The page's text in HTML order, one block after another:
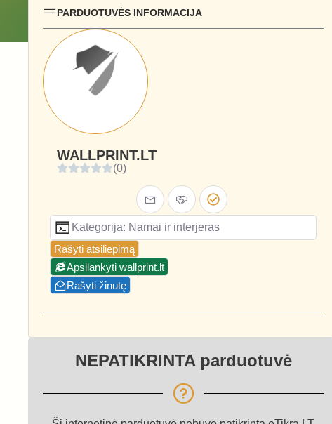
PARDUOTUVĖS INFORMACIJA
WALLPRINT.LT
(0)
Kategorija: Namai ir interjeras
Rašyti atsiliepimą
Apsilankyti wallprint.lt
Rašyti žinutę
NEPATIKRINTA parduotuvė